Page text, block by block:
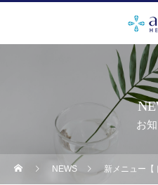
お
NEWS 新メニュー【